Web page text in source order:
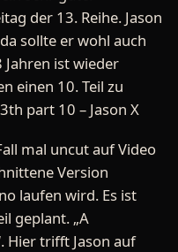
der 13. Reihe. Jason
sollte er wohl auch
ist wieder
einen 10. Teil zu
part 10 – Jason X
mal uncut auf Video
Version
laufen wird. Es ist
geplant. „A
Hier trifft Jason auf